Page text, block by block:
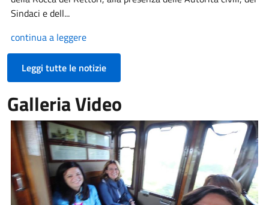
Sindaci e dell...
continua a leggere
Leggi tutte le notizie
Galleria Video